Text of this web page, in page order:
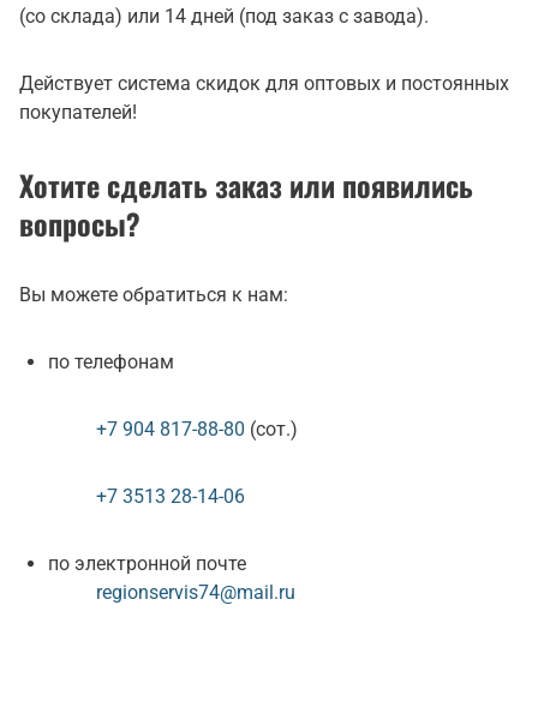
(со склада) или 14 дней (под заказ с завода).
Действует система скидок для оптовых и постоянных
покупателей!
Хотите сделать заказ или появились
вопросы?
Вы можете обратиться к нам:
по телефонам
+7 904 817-88-80 (сот.)
+7 3513 28-14-06
по электронной почте
regionservis74@mail.ru